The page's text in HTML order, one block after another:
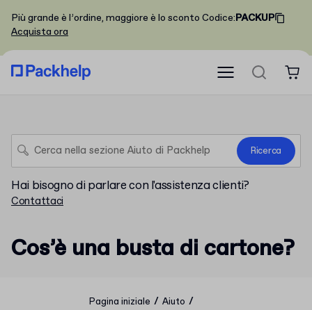
Più grande è l’ordine, maggiore è lo sconto Codice:PACKUP
Acquista ora
Ricerca
Hai bisogno di parlare con l'assistenza clienti?
Contattaci
Cos’è una busta di cartone?
Pagina iniziale / Aiuto /